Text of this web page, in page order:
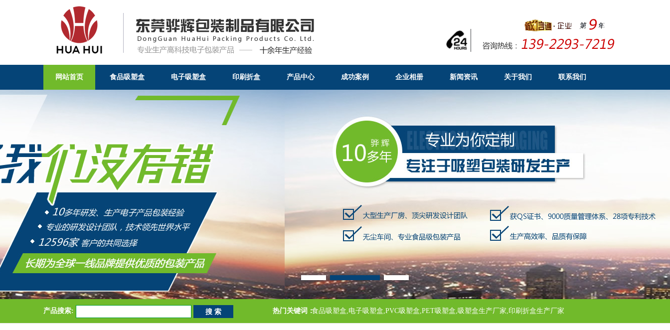
食品吸塑包装，产品增值的不二之选-企业动态-东莞骅辉包装
制品有限公司
网站首页 食品吸塑盒 电子吸塑盒 印刷折盒 产品中心 成功案例 企业相册 新闻资讯 关于我们 联系我们
热门关键词：食品吸塑盒,电子吸塑盒,PVC吸塑盒,PET吸塑盒,吸塑盒生产厂家,印刷折盒生产厂家
产品搜索: